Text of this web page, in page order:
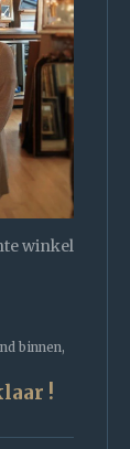
winkel
binnen,
!